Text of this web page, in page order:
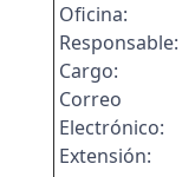
Oficina:
Responsable:
Cargo:
Correo
Electrónico:
Extensión: